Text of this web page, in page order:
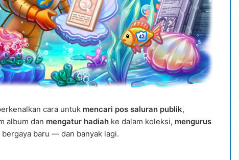
cara untuk mencari pos saluran publik,
album dan mengatur hadiah ke dalam koleksi, mengurus
baru — dan banyak lagi.